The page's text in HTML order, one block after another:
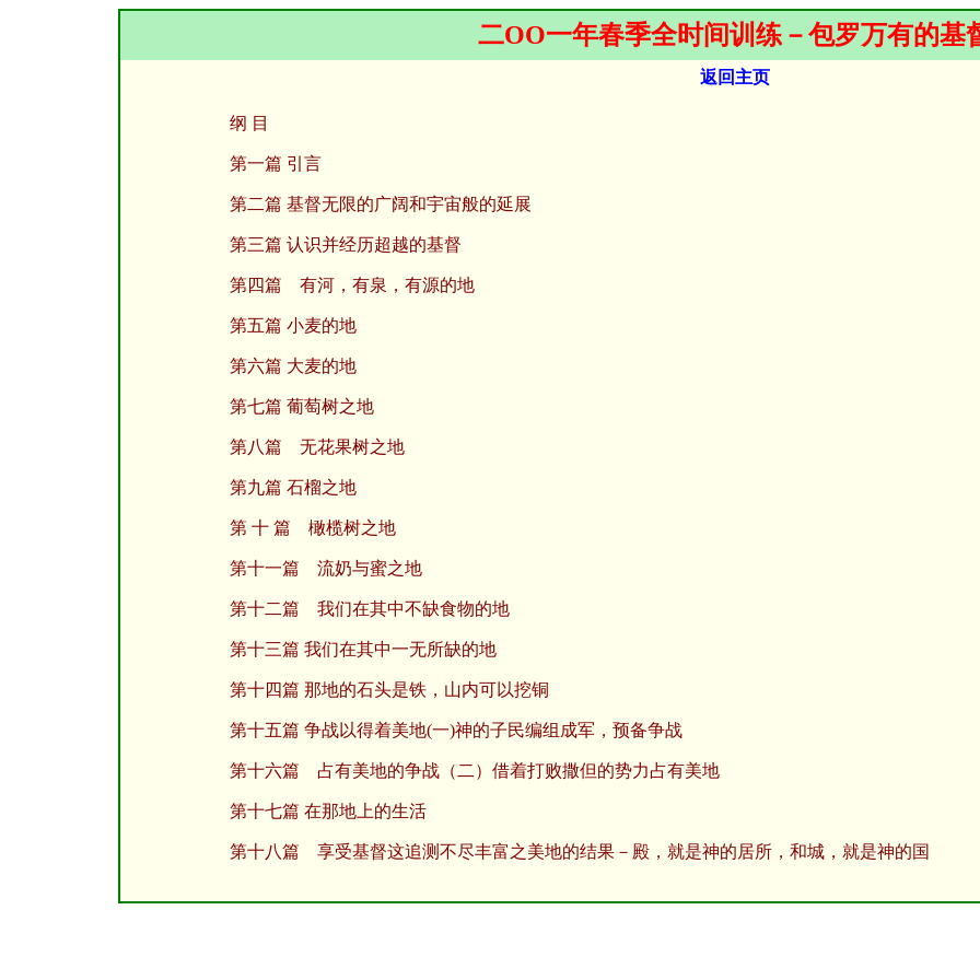
二ΟΟ一年春季全时间训练－包罗万有的基
返回主页
纲 目
第一篇 引言
第二篇 基督无限的广阔和宇宙般的延展
第三篇 认识并经历超越的基督
第四篇 有河，有泉，有源的地
第五篇 小麦的地
第六篇 大麦的地
第七篇 葡萄树之地
第八篇 无花果树之地
第九篇 石榴之地
第 十 篇 橄榄树之地
第十一篇 流奶与蜜之地
第十二篇 我们在其中不缺食物的地
第十三篇 我们在其中一无所缺的地
第十四篇 那地的石头是铁，山内可以挖铜
第十五篇 争战以得着美地(一)神的子民编组成军，预备争战
第十六篇 占有美地的争战（二）借着打败撒但的势力占有美地
第十七篇 在那地上的生活
第十八篇 享受基督这追测不尽丰富之美地的结果－殿，就是神的居所，和城，就是神的国